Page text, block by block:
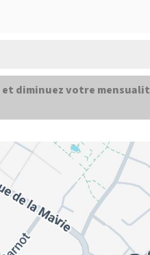
et diminuez votre